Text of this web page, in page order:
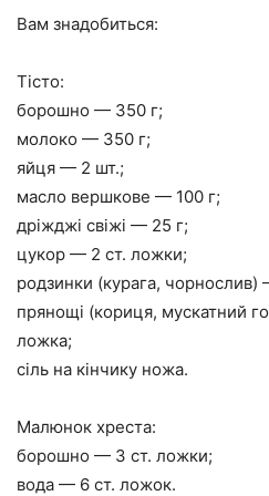
Вам знадобиться:
Тісто:
борошно — 350 г;
молоко — 350 г;
яйця — 2 шт.;
масло вершкове — 100 г;
дріжджі свіжі — 25 г;
цукор — 2 ст. ложки;
родзинки (курага, чорнослив)
прянощі (кориця, мускатний
ложка;
сіль на кінчику ножа.
Малюнок хреста:
борошно — 3 ст. ложки;
вода — 6 ст. ложок.